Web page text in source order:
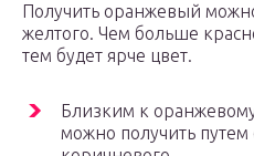
Получить оранжевый
желтого. Чем больше
тем будет ярче цвет.
Близким к оранжевому
можно получить